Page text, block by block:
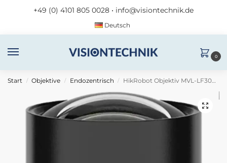
+49 (0) 4101 805 0028 • info@visiontechnik.de
Deutsch
0
Start / Objektive / Endozentrisch / HikRobot Objektiv MVL-LF3040M-005-M72